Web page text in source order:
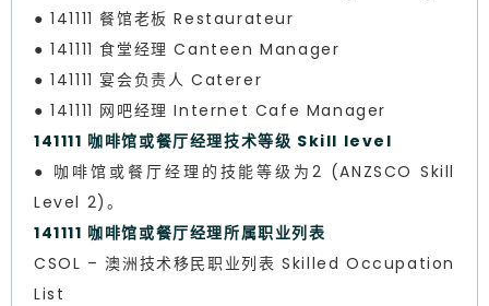
● 141111 餐馆老板 Restaurateur
● 141111 食堂经理 Canteen Manager
● 141111 宴会负责人 Caterer
● 141111 网吧经理 Internet Cafe Manager
141111 咖啡馆或餐厅经理技术等级 Skill level
● 咖啡馆或餐厅经理的技能等级为2 (ANZSCO Skill
Level 2)。
141111 咖啡馆或餐厅经理所属职业列表
CSOL – 澳洲技术移民职业列表 Skilled Occupation
List